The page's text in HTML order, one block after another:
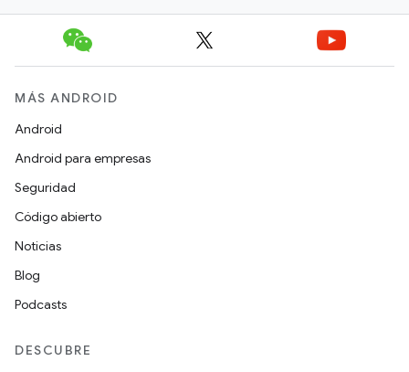
MÁS ANDROID
Android
Android para empresas
Seguridad
Código abierto
Noticias
Blog
Podcasts
DESCUBRE